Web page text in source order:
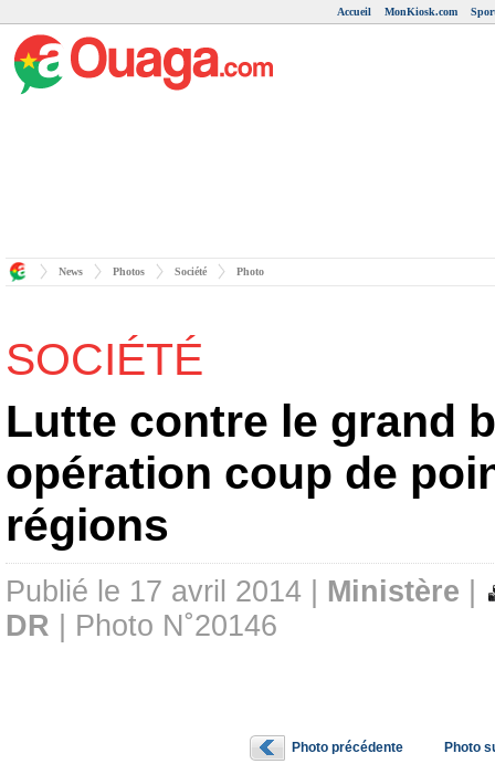
Accueil MonKiosk.com
News Photos Société Photo
SOCIÉTÉ
Lutte contre le grand
opération coup de
régions
Publié le 17 avril 2014 | Ministère
DR | Photo N˚20146
Photo précédente Photo